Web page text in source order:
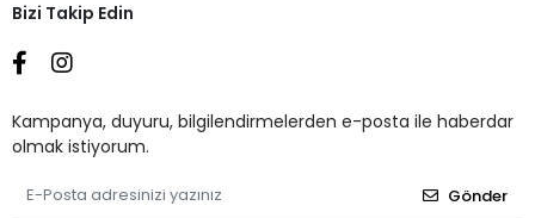
Bizi Takip Edin
Kampanya, duyuru, bilgilendirmelerden e-posta ile haberdar
olmak istiyorum.
Gönder